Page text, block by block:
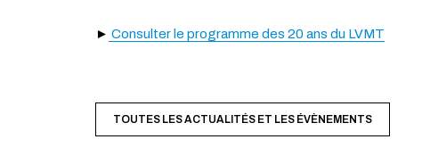
► Consulter le programme des 20 ans du LVMT
TOUTES LES ACTUALITÉS ET LES ÉVÈNEMENTS